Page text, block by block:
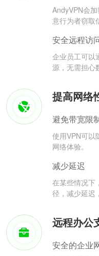
AndyVPN会
意行为者窃取
安全远程访
企业员工可以
源，无需担心
提高网络
避免带宽限
使用VPN可以
网络体验。
减少延迟
在某些情况下
径，减少延迟
远程办公
安全的企业